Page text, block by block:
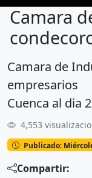
Camara
Camara de
Camara de
empresarios
Cuenca al dia
4,553
Publicado:
Compartir: